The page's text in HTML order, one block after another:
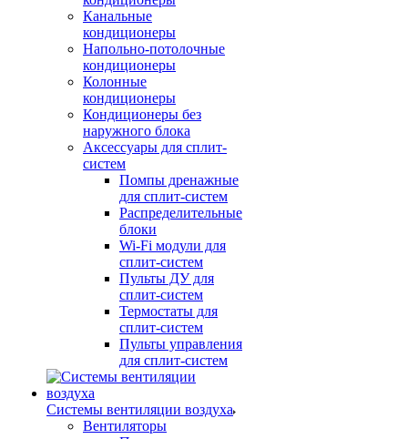
Канальные
кондиционеры
Напольно-потолочные
кондиционеры
Колонные
кондиционеры
Кондиционеры без
наружного блока
Аксессуары для сплит-
систем
Помпы дренажные
для сплит-систем
Распределительные
блоки
Wi-Fi модули для
сплит-систем
Пульты ДУ для
сплит-систем
Термостаты для
сплит-систем
Пульты управления
для сплит-систем
Системы вентиляции воздуха
Вентиляторы